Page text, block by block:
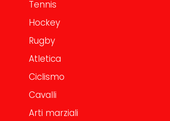
Tennis
Hockey
Rugby
Atletica
Ciclismo
Cavalli
Arti marziali